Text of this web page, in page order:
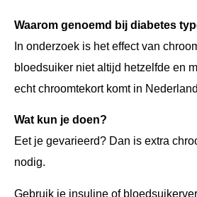
Waarom genoemd bij diabetes
In onderzoek is het effect van
bloedsuiker niet altijd hetzelfde en
echt chroomtekort komt in
Wat kun je doen?
Eet je gevarieerd? Dan is extra
nodig.
Gebruik je insuline of